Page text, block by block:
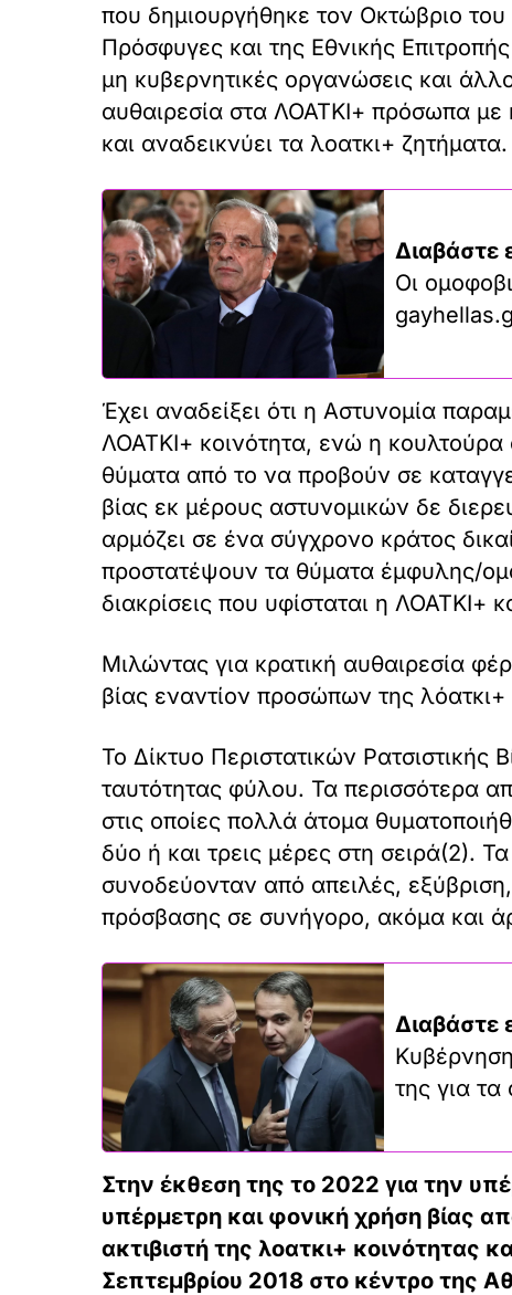
που δημιουργήθηκε τον Οκτώβριο
Πρόσφυγες και της Εθνικής
μη κυβερνητικές οργανώσεις και
αυθαιρεσία στα ΛΟΑΤΚΙ+ πρόσωπα με
και αναδεικνύει τα λοατκι+ ζητήματα.
Διαβάστε
Οι
Έχει αναδείξει ότι η Αστυνομία
ΛΟΑΤΚΙ+ κοινότητα, ενώ η κουλτούρα
θύματα από το να προβούν σε
βίας εκ μέρους αστυνομικών δε
αρμόζει σε ένα σύγχρονο κράτος
προστατέψουν τα θύματα έμφυλης/
διακρίσεις που υφίσταται η ΛΟΑΤΚΙ+
Μιλώντας για κρατική αυθαιρεσία
βίας εναντίον προσώπων της
Το Δίκτυο Περιστατικών Ρατσιστικής
ταυτότητας φύλου. Τα περισσότερα
στις οποίες πολλά άτομα
δύο ή και τρεις μέρες στη σειρά(2).
συνοδεύονταν από απειλές,
πρόσβασης σε συνήγορο, ακόμα και
Διαβάστε
της για
Στην έκθεση της το 2022 για την
υπέρμετρη και φονική χρήση βίας
ακτιβιστή της λοατκι+
Σεπτεμβρίου 2018 στο κέντρο της